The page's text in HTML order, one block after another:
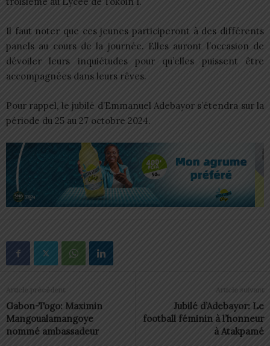
Il faut noter que ces jeunes participeront à des différents
panels au cours de la journée. Elles auront l’occasion de
dévoiler leurs inquiétudes pour qu’elles puissent être
accompagnées dans leurs rêves.
Pour rappel, le jubilé d’Emmanuel Adebayor s’étendra sur la
période du 25 au 27 octobre 2024.
Article précédent
Gabon-Togo: Maximin
Mangoualamangoye
nommé ambassadeur
Article suivant
Jubilé d’Adebayor: Le
football féminin à l’honneur
à Atakpamé